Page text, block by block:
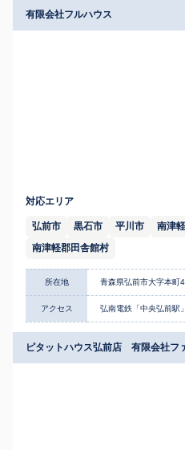
有限会社フルハウス
対応エリア
弘前市 黒石市 平川市 南津
南津軽郡田舎館村
所在地 青森県弘前市大字本町
アクセス 弘南電鉄「中央弘前駅
ピタットハウス弘前店 有限会社フ